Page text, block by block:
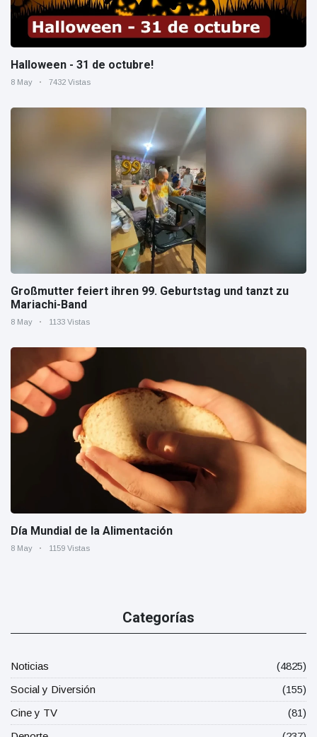
Halloween - 31 de octubre!
8 May 7432 Vistas
Großmutter feiert ihren 99. Geburtstag und tanzt zu
Mariachi-Band
8 May 1133 Vistas
Día Mundial de la Alimentación
8 May 1159 Vistas
Categorías
Noticias
(4825)
Social y Diversión
(155)
Cine y TV
(81)